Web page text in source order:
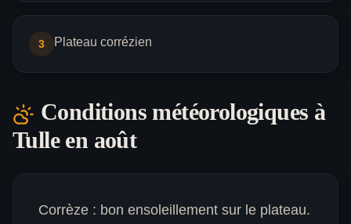
3 Plateau corrézien
Conditions météorologiques à
Tulleen août
Corrèze : bon ensoleillement sur le plateau.